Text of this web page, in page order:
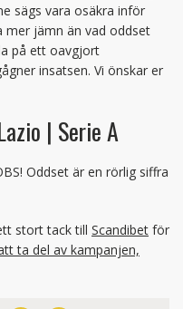
sägs vara osäkra inför
mer jämn än vad oddset
på ett oavgjort
insatsen. Vi önskar er
| Serie A
Oddset är en rörlig siffra
stort tack till Scandibet för
ta del av kampanjen,